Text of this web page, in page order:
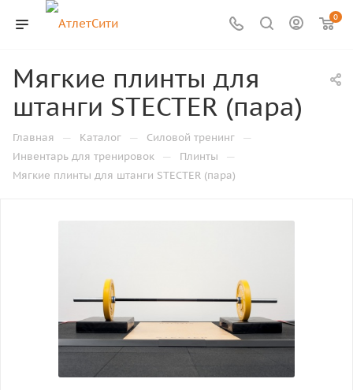
0
Мягкие плинты для
штанги STECTER (пара)
Главная — Каталог — Силовой тренинг —
Инвентарь для тренировок — Плинты —
Мягкие плинты для штанги STECTER (пара)